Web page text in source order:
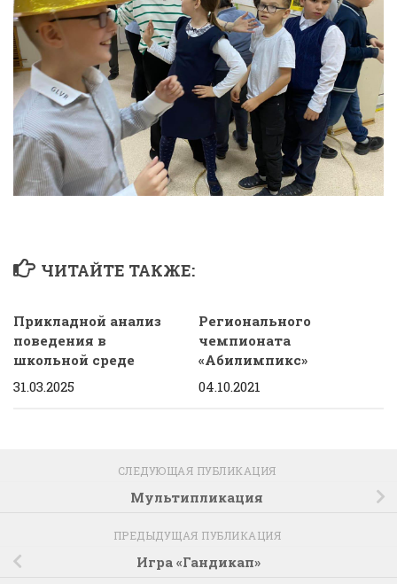
ЧИТАЙТЕ ТАКЖЕ:
Прикладной анализ
поведения в
школьной среде
31.03.2025
Регионального
чемпионата
«Абилимпикс»
04.10.2021
СЛЕДУЮЩАЯ ПУБЛИКАЦИЯ
Мультипликация
ПРЕДЫДУЩАЯ ПУБЛИКАЦИЯ
Игра «Гандикап»